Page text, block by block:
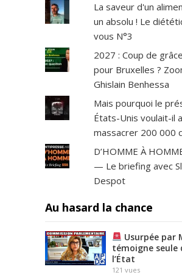
La saveur d'un
un absolu ! Le
vous N°3
2027 : Coup de
pour Bruxelles ?
Ghislain Benhessa
Mais pourquoi le
États-Unis voulait-il
massacrer 200 000
D’HOMME À
— Le briefing avec
Despot
Au hasard la chance
Usurpée par
témoigne seule
l’État
121 vues